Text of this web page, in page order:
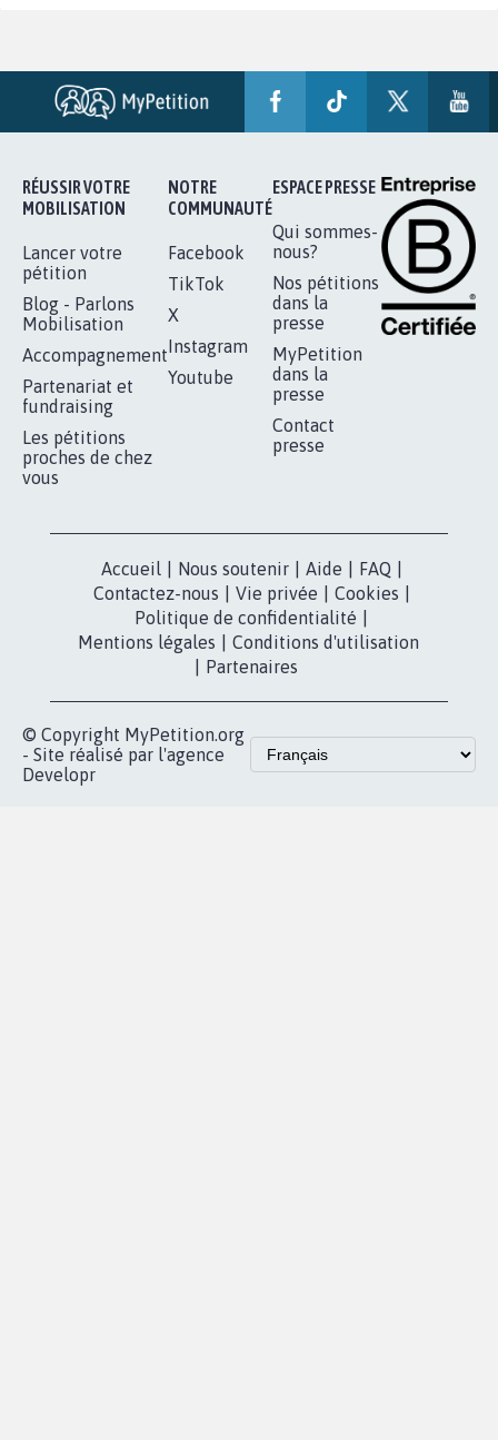
RÉUSSIR VOTRE
MOBILISATION
Lancer votre
pétition
Blog - Parlons
Mobilisation
Accompagnement
Partenariat et
fundraising
Les pétitions
proches de chez
vous
NOTRE
COMMUNAUTÉ
Facebook
TikTok
X
Instagram
Youtube
ESPACE PRESSE
Qui sommes-
nous?
Nos pétitions
dans la
presse
MyPetition
dans la
presse
Contact
presse
Accueil Nous soutenir Aide FAQ
Contactez-nous
Vie privée Cookies
Politique de confidentialité
Mentions légales
Conditions d'utilisation
Partenaires
© Copyright MyPetition.org
- Site réalisé par l'agence
Developr